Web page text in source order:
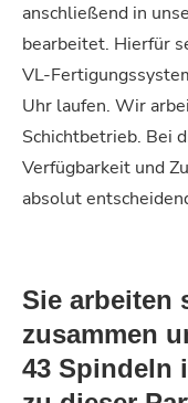
anschließend in
bearbeitet. Hierfür
VL-
Uhr laufen. Wir
Schichtbetrieb. Bei
Verfügbarkeit und
absolut
Sie arbeiten
zusammen
43 Spindeln